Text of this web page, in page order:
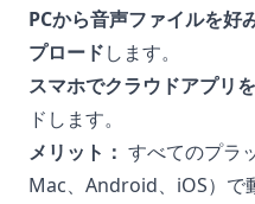
PCから音声ファイルを好
プロードします。
スマホでクラウドアプリ
ドします。
メリット： すべてのプラ
Mac、Android、iOS）で